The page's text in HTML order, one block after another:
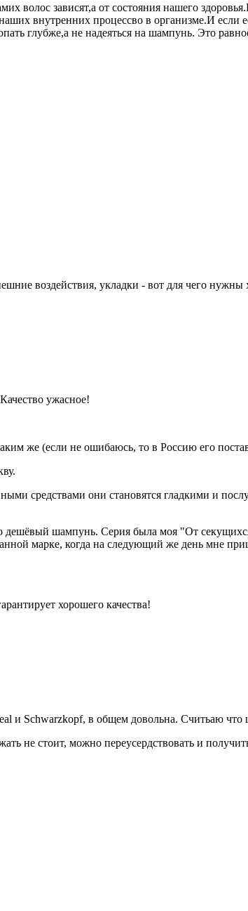
волос зависят,а от состояния нашего
внутренних процессво в организме.И если
глубже,а не надеяться на шампунь. Это
воздействия, укладки - вот для чего нужны
ужасное!
же (если не ошибаюсь, то в Россию его
средствами они становятся гладкими и
шампунь. Серия была моя "От
марке, когда на следующий же день мне
хорошего качества!
и Schwarzkopf, в общем довольна. Считьаю что
не стоит, можно переусердствовать и получить